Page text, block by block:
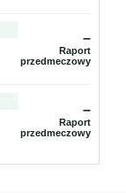
–
Raport
przedmeczowy
–
Raport
przedmeczowy